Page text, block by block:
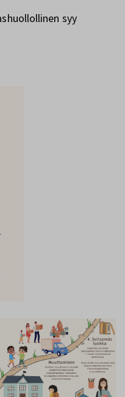
syy